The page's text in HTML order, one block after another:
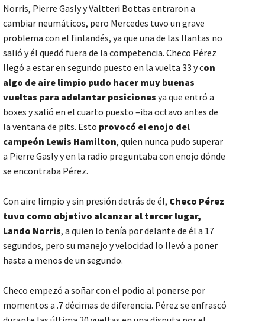
Norris, Pierre Gasly y Valtteri Bottas entraron a
cambiar neumáticos, pero Mercedes tuvo un grave
problema con el finlandés, ya que una de las llantas no
salió y él quedó fuera de la competencia. Checo Pérez
llegó a estar en segundo puesto en la vuelta 33 y con
algo de aire limpio pudo hacer muy buenas
vueltas para adelantar posiciones ya que entró a
boxes y salió en el cuarto puesto –iba octavo antes de
la ventana de pits. Esto provocó el enojo del
campeón Lewis Hamilton, quien nunca pudo superar
a Pierre Gasly y en la radio preguntaba con enojo dónde
se encontraba Pérez.
Con aire limpio y sin presión detrás de él, Checo Pérez
tuvo como objetivo alcanzar al tercer lugar,
Lando Norris, a quien lo tenía por delante de él a 17
segundos, pero su manejo y velocidad lo llevó a poner
hasta a menos de un segundo.
Checo empezó a soñar con el podio al ponerse por
momentos a .7 décimas de diferencia. Pérez se enfrascó